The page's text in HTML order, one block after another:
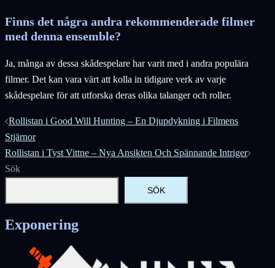
Finns det några andra rekommenderade filmer
med denna ensemble?
Ja, många av dessa skådespelare har varit med i andra populära
filmer. Det kan vara värt att kolla in tidigare verk av varje
skådespelare för att utforska deras olika talanger och roller.
Inläggsnavigering
Rollistan i Good Will Hunting – En Djupdykning i Filmens
Stjärnor
Rollistan i Tyst Vittne – Nya Ansikten Och Spännande Intriger
Sök
SÖK
Exponering